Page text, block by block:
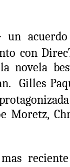
un
con
novela
Gilles
Moretz,